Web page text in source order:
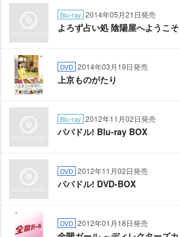
Blu-ray 2014年05月21日発売
よろず占い処 陰陽屋へようこ
DVD 2014年03月19日発売
上京ものがたり
Blu-ray 2012年11月02日発売
パパドル! Blu-ray BOX
DVD 2012年11月02日発売
パパドル! DVD-BOX
DVD 2012年01月18日発売